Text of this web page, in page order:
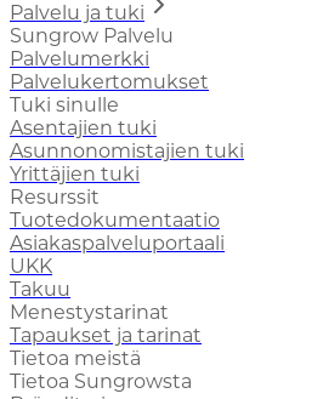
Palvelu ja tuki
Sungrow Palvelu
Palvelumerkki
Palvelukertomukset
Tuki sinulle
Asentajien tuki
Asunnonomistajien tuki
Yrittäjien tuki
Resurssit
Tuotedokumentaatio
Asiakaspalveluportaali
UKK
Takuu
Menestystarinat
Tapaukset ja tarinat
Tietoa meistä
Tietoa Sungrowsta